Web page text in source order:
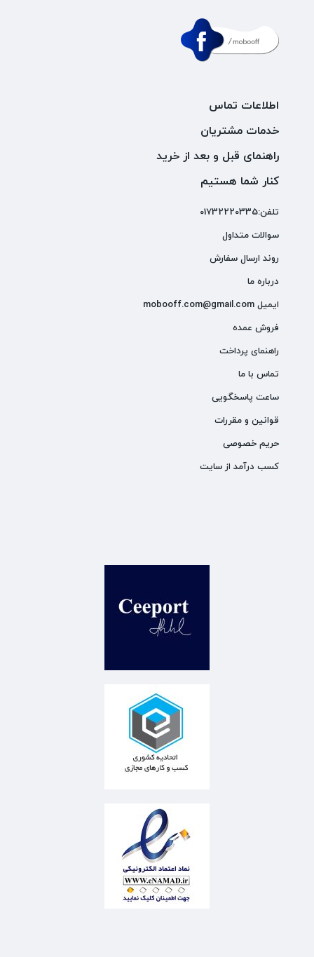
اطلاعات تماس
خدمات مشتریان
راهنمای قبل و بعد از خرید
کنار شما هستیم
تلفن:01732220335
سوالات متداول
روند ارسال سفارش
درباره ما
ایمیل mobooff.com@gmail.com
فروش عمده
راهنمای پرداخت
تماس با ما
ساعت پاسخگویی
قوانین و مقررات
حریم خصوصی
کسب درآمد از سایت